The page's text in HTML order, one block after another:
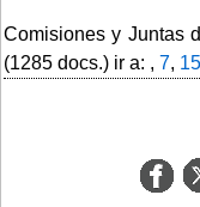
Comisiones y Juntas
(1285 docs.) ir a: , 7, 15